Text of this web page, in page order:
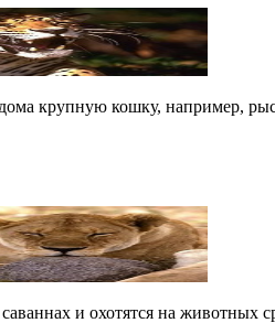
крупную кошку, например,
и охотятся на животных